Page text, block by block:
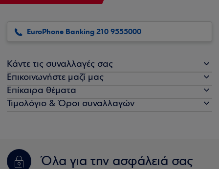
EuroPhone Banking 210 9555000
Κάντε τις συναλλαγές σας
Επικοινωνήστε μαζί μας
Επίκαιρα θέματα
Τιμολόγιο & Όροι συναλλαγών
Όλα για την ασφάλειά σας